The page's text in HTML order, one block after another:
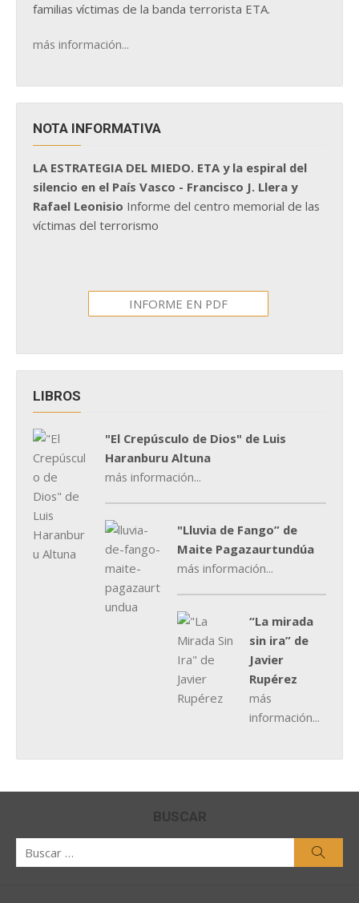
familias víctimas de la banda terrorista ETA.
más información...
NOTA INFORMATIVA
LA ESTRATEGIA DEL MIEDO. ETA y la espiral del
silencio en el País Vasco - Francisco J. Llera y
Rafael Leonisio Informe del centro memorial de las
víctimas del terrorismo
INFORME EN PDF
LIBROS
"El Crepúsculo de Dios" de Luis
Haranburu Altuna
más información...
"Lluvia de Fango” de
Maite Pagazaurtundúa
más información...
“La mirada
sin ira” de
Javier
Rupérez
más
información...
BUSCAR